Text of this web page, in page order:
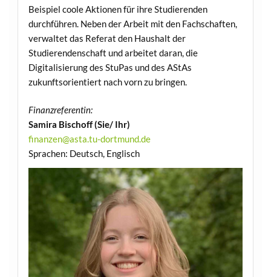
Beispiel coole Aktionen für ihre Studierenden
durchführen. Neben der Arbeit mit den Fachschaften,
verwaltet das Referat den Haushalt der
Studierendenschaft und arbeitet daran, die
Digitalisierung des StuPas und des AStAs
zukunftsorientiert nach vorn zu bringen.
Finanzreferentin:
Samira Bischoff (Sie/ Ihr)
finanzen@asta.tu-dortmund.de
Sprachen: Deutsch, Englisch